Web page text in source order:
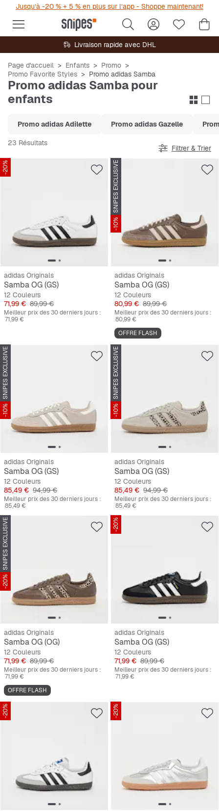
Jusqu’à -20 % + 5 % en plus sur l’app - Shoppe maintenant!
Livraison rapide avec DHL
Page d'accueil Enfants
Promo
Promo Favorite Styles
Promo adidas Samba
Promo adidas Samba pour
enfants
Promo adidas Adilette Promo adidas Gazelle
23 Résultats
Filtrer & Trier
-20%
adidas Originals
Samba OG (GS)
12 Couleurs
Prix
71,99 € Prix original
89,99 €
Meilleur prix des 30 derniers jours :
71,99 €
SNIPES EXCLUSIVE
-10%
adidas Originals
Samba OG (GS)
12 Couleurs
Prix
80,99 € Prix original
89,99 €
Meilleur prix des 30 derniers jours :
80,99 €
OFFRE FLASH
SNIPES EXCLUSIVE
-10%
adidas Originals
Samba OG (GS)
12 Couleurs
Prix
85,49 € Prix original
94,99 €
Meilleur prix des 30 derniers jours :
85,49 €
SNIPES EXCLUSIVE
-10%
adidas Originals
Samba OG (GS)
12 Couleurs
Prix
85,49 € Prix original
94,99 €
Meilleur prix des 30 derniers jours :
85,49 €
SNIPES EXCLUSIVE
-20%
adidas Originals
Samba OG (OG)
12 Couleurs
Prix
71,99 € Prix original
89,99 €
Meilleur prix des 30 derniers jours :
71,99 €
OFFRE FLASH
-20%
adidas Originals
Samba OG (GS)
12 Couleurs
Prix
71,99 € Prix original
89,99 €
Meilleur prix des 30 derniers jours :
71,99 €
-20% -20%